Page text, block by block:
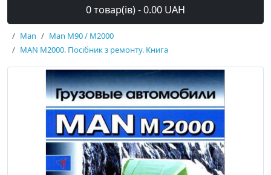
0 товар(ів) - 0.00 UAH
Man
Man M90 / M2000
MAN M2000. Посібник з ремонту. Книга